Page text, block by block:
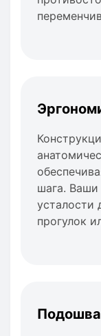
шага. Ваши
усталости
прогулок